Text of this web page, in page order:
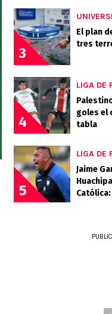
3
El plan
tres
4
LIGA DE
goles el
tabla
5
LIGA DE
Jaime